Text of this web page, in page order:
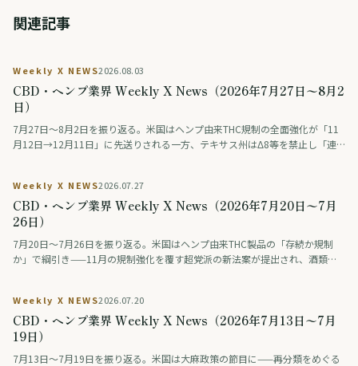
関連記事
Weekly X NEWS2026.08.03
CBD・ヘンプ業界 Weekly X News（2026年7月27日〜8月2
日）
7月27日〜8月2日を振り返る。米国はヘンプ由来THC規制の全面強化が「11
月12日→12月11日」に先送りされる一方、テキサス州はΔ8等を禁止し「連
大麻・ヘンプ入り食品の広告を規制。日本では薬物をめぐる議論番組の後編
が話題になった。
Weekly X NEWS2026.07.27
CBD・ヘンプ業界 Weekly X News（2026年7月20日〜7月
26日）
7月20日〜7月26日を振り返る。米国はヘンプ由来THC製品の「存続か規制
か」で綱引き——11月の規制強化を覆す超党派の新法案が提出され、酒類業
究段階）。アジアではタイが、医療・健康目的に限り娯楽利用は認めない新
しい大麻規制法案を保健大臣に提出。日本では「大麻解禁は救いか破滅か」
を賛否の論者が議論する番組が話題となった。
Weekly X NEWS2026.07.20
CBD・ヘンプ業界 Weekly X News（2026年7月13日〜7月
19日）
7月13日〜7月19日を振り返る。米国は大麻政策の節目に——再分類をめぐる